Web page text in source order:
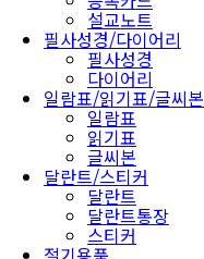
설교노트
필사성경/다이어리
필사성경
다이어리
일람표/읽기표/글씨본
일람표
읽기표
글씨본
달란트/스티커
달란트
달란트통장
스티커